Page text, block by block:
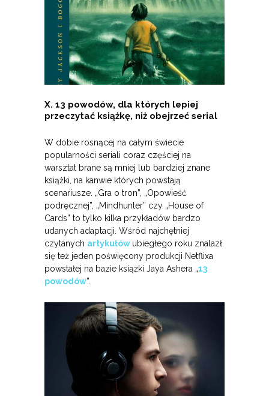
X. 13 powodów, dla których lepiej
przeczytać książkę, niż obejrzeć serial
W dobie rosnącej na całym świecie
popularności seriali coraz częściej na
warsztat brane są mniej lub bardziej znane
książki, na kanwie których powstają
scenariusze. „Gra o tron”, „Opowieść
podręcznej”, „Mindhunter” czy „House of
Cards” to tylko kilka przykładów bardzo
udanych adaptacji. Wśród najchętniej
czytanych artykułów ubiegłego roku znalazł
się też jeden poświęcony produkcji Netflixa
powstałej na bazie książki Jaya Ashera „13
powodów”.